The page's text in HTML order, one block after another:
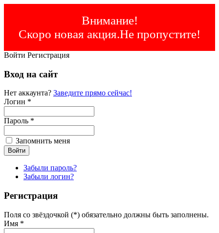
Внимание!
Скоро новая акция.Не пропустите!
Войти Регистрация
Вход на сайт
Нет аккаунта? Заведите прямо сейчас!
Логин *
Пароль *
Запомнить меня
Забыли пароль?
Забыли логин?
Регистрация
Поля со звёздочкой (*) обязательно должны быть заполнены.
Имя *